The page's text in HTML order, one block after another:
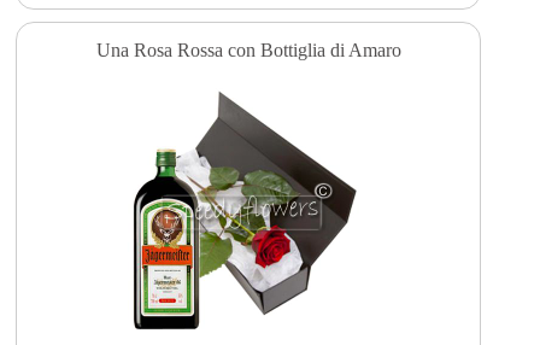
Una Rosa Rossa con Bottiglia di Amaro